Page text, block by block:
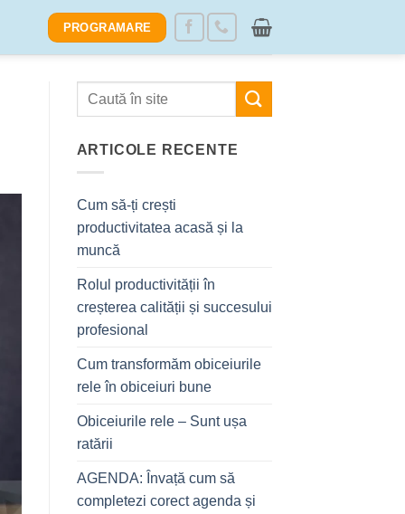
PROGRAMARE
ARTICOLE RECENTE
Cum să-ți crești
productivitatea acasă și la
muncă
Rolul productivității în
creșterea calității și succesului
profesional
Cum transformăm obiceiurile
rele în obiceiuri bune
Obiceiurile rele – Sunt ușa
ratării
AGENDA: Învață cum să
completezi corect agenda și